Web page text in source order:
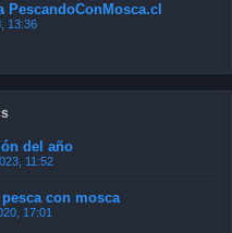
13:36
del año
11:52
con mosca
17:01